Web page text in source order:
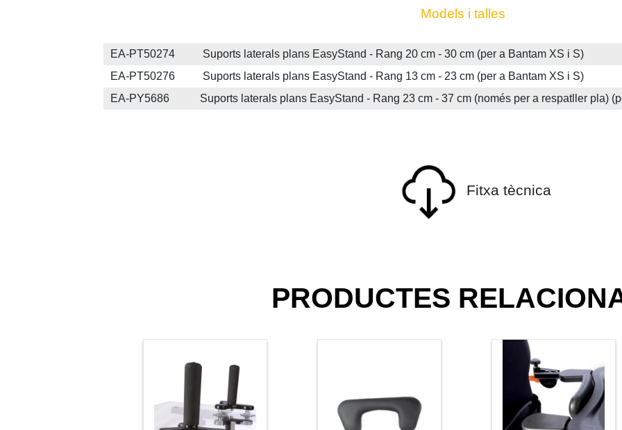
Models i talles
EA-PT50274 Suports laterals plans EasyStand - Rang 20 cm - 30 cm (per a Bantam XS i S)
EA-PT50276 Suports laterals plans EasyStand - Rang 13 cm - 23 cm (per a Bantam XS i S)
EA-PY5686 Suports laterals plans EasyStand - Rang 23 cm - 37 cm (només per a respatller pla)
Fitxa tècnica
PRODUCTES